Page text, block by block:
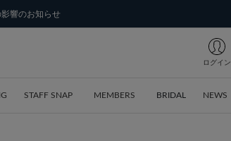
影響のお知らせ
ログイン
STAFF SNAP MEMBERS BRIDAL NEWS